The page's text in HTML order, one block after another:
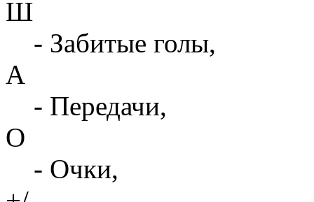
Ш
- Забитые голы,
А
- Передачи,
О
- Очки,